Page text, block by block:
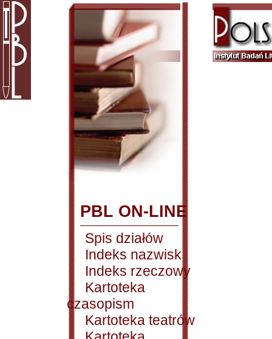
PBL ON-LINE
Spis działów
Indeks nazwisk
Indeks rzeczowy
Kartoteka
czasopism
Kartoteka teatrów